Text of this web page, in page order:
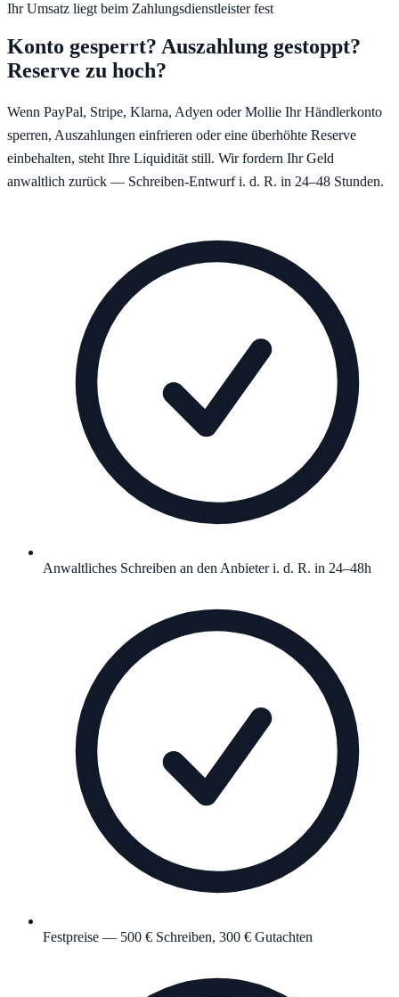
Ihr Umsatz liegt beim Zahlungsdienstleister fest
Konto gesperrt? Auszahlung gestoppt?
Reserve zu hoch?
Wenn PayPal, Stripe, Klarna, Adyen oder Mollie Ihr Händlerkonto
sperren, Auszahlungen einfrieren oder eine überhöhte Reserve
einbehalten, steht Ihre Liquidität still. Wir fordern Ihr Geld
anwaltlich zurück — Schreiben-Entwurf i. d. R. in 24–48 Stunden.
Anwaltliches Schreiben an den Anbieter i. d. R. in 24–48h
Festpreise — 500 € Schreiben, 300 € Gutachten